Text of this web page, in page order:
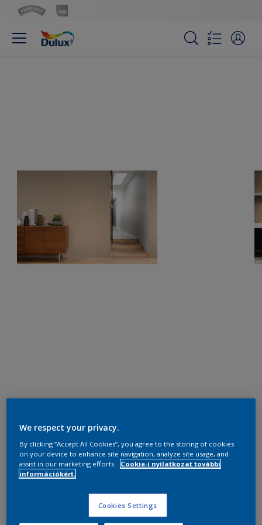
We respect your privacy.
By clicking “Accept All Cookies”, you agree to the storing of cookies
on your device to enhance site navigation, analyze site usage, and
assist in our marketing efforts.
Cookie-i nyilatkozat további
információkért.
Cookies Settings